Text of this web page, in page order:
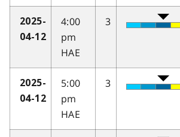
2025-
04-12
4:00
pm
HAE
3
2025-
04-12
5:00
pm
HAE
3